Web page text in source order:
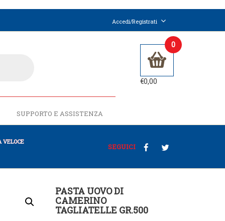
Accedi/Registrati
SUPPORTO E ASSISTENZA
0
€0,00
VELOCE
SEGUICI
PASTA UOVO DI
CAMERINO
TAGLIATELLE GR.500